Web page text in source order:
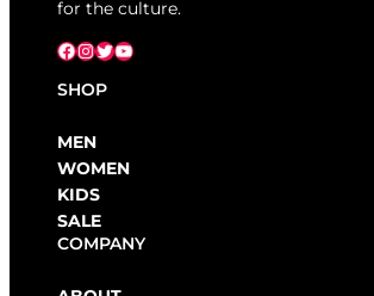
for the culture.
Facebook InstagramX YouTube
SHOP
MEN
WOMEN
KIDS
SALE
COMPANY